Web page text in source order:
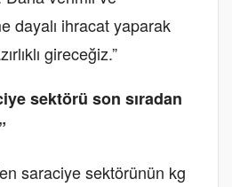
dayalı ihracat yaparak
gireceğiz.”
sektörü son sıradan
saraciye sektörünün kg